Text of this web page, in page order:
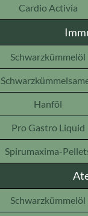
Cardio Activia
Schwarzkümmelöl
Hanföl
Pro Gastro Liquid
Spirumaxima-
Schwarzkümmelöl